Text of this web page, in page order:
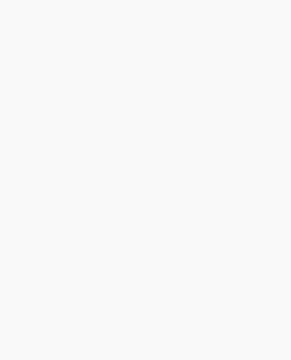
gang ble utgitt. Det kan